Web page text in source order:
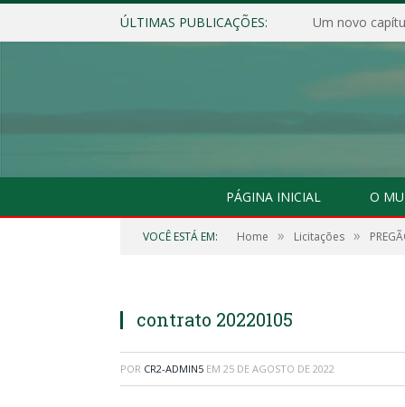
ÚLTIMAS PUBLICAÇÕES: Um novo
PÁGINA INICIAL O
VOCÊ ESTÁ EM: Home » Licitações »
contrato 20220105
POR CR2-ADMIN5 EM 25 DE AGOSTO DE 2022